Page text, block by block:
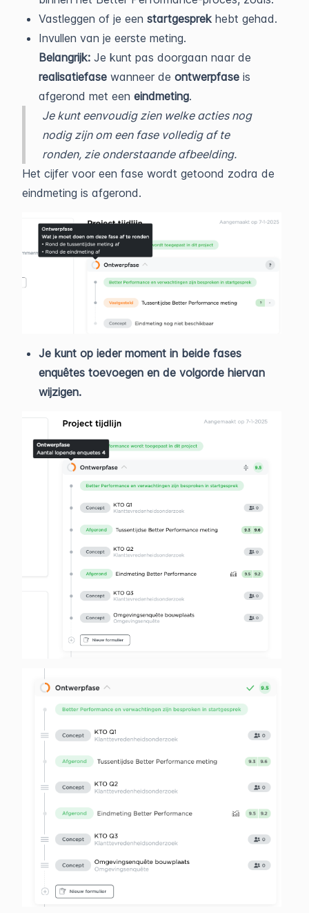
Vastleggen of je een startgesprek hebt gehad.
Invullen van je eerste meting.
Belangrijk: Je kunt pas doorgaan naar de
realisatiefase wanneer de ontwerpfase is
afgerond met een eindmeting.
Je kunt eenvoudig zien welke acties nog
nodig zijn om een fase volledig af te
ronden, zie onderstaande afbeelding.
Het cijfer voor een fase wordt getoond zodra de
eindmeting is afgerond.
Je kunt op ieder moment in beide fases
enquêtes toevoegen en de volgorde hiervan
wijzigen.